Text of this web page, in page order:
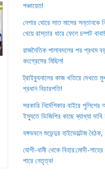
পঞ্চায়েত!
নেশার ঘোরে সাত মাসের সন্তানকে
খেয়ে রাস্তার ধারে ফেলে চম্পট বাবা!
রাজনৈতিক পালাবদলের পর প্রথম
কংগ্রেসের মিছিল!
ট্রাইব্যুনালের কাজ খতিয়ে দেখতে
প্রধান বিচারপতি!
সরকারি নির্দেশিকার বাইরে
ইস্যুতে ডিজিপির কাছে ব্যাখ্যা দাবি
বঙ্গভবনে শুভেন্দুর হাইভোল্টেজ
যোগী-ধামী থেকে বিহার:মোদী-
পারে নেতৃত্ব!